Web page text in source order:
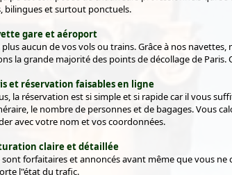
bilingues et surtout ponctuels.
gare et aéroport
plus aucun de vos vols ou trains. Grâce à nos
la grande majorité des points de décollage de
et réservation faisables en ligne
la réservation est si simple et si rapide car il vous
le nombre de personnes et de bagages. Vous
avec votre nom et vos coordonnées.
claire et détaillée
forfaitaires et annoncés avant même que vous ne
l"état du trafic.